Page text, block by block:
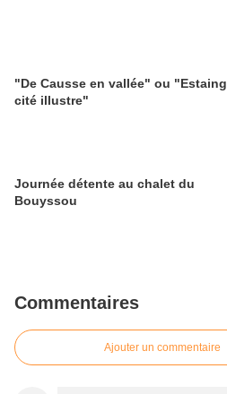
"De Causse en vallée" ou "Estaing
cité illustre"
Journée détente au chalet du
Bouyssou
Commentaires
Ajouter un commentaire